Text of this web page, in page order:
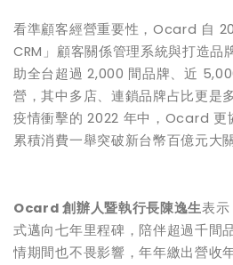
看準顧客經營重要性，Ocard 自
CRM」顧客關係管理系統與打造品
助全台超過 2,000 間品牌、近
營，其中多店、連鎖品牌占比更是
疫情衝擊的 2022 年中，Ocard 更
累積消費一舉突破新台幣百億元大關
Ocard 創辦人暨執行長陳逸生表
式邁向七年里程碑，陪伴超過千間
情期間也不畏影響，年年繳出營收